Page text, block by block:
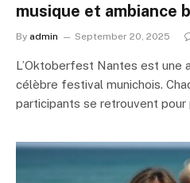
musique et ambiance
By admin September 20, 2025
L’Oktoberfest Nantes est une
célèbre festival munichois.
participants se retrouvent pour